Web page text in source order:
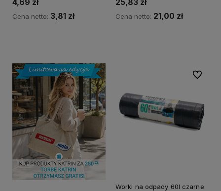
4,69 zł
Cena netto: 3,81 zł
25,83 zł
Cena netto: 21,00 zł
Worki na odpady 60l czarne
Do